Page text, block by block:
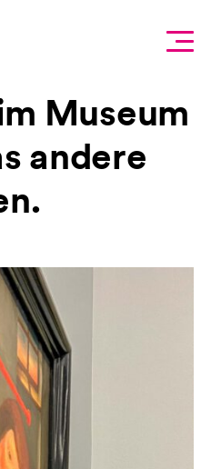
Branding
Museum
andere